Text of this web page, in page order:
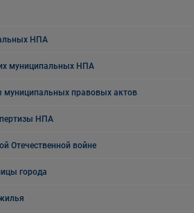
НПА
муниципальных НПА
муниципальных правовых актов
НПА
Отечественной войне
города